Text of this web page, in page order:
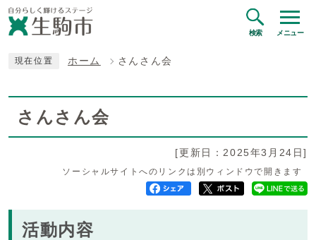
検索 メニュー
現在位置 ホーム さんさん会
さんさん会
[更新日：2025年3月24日]
ソーシャルサイトへのリンクは別ウィンドウで開きます
活動内容